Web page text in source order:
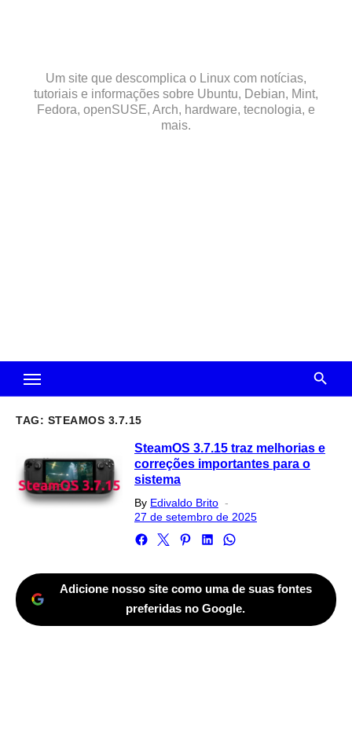
Um site que descomplica o Linux com notícias,
tutoriais e informações sobre Ubuntu, Debian, Mint,
Fedora, openSUSE, Arch, hardware, tecnologia, e
mais.
TAG: STEAMOS 3.7.15
SteamOS 3.7.15 traz melhorias e
correções importantes para o
sistema
By Edivaldo Brito
on
27 de setembro de 2025
Adicione nosso site como uma de suas fontes
preferidas no Google.